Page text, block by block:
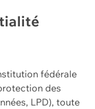
fédérale
des
LPD), toute